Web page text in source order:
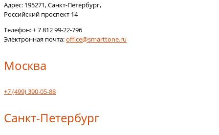
Адрес: 195271,Санкт-Петербург,
Российский проспект 14
Телефон:+ 7 812 99-22-796
Электронная почта:office@smarttone.ru
Москва
+7 (499) 390-05-88
Санкт-Петербург